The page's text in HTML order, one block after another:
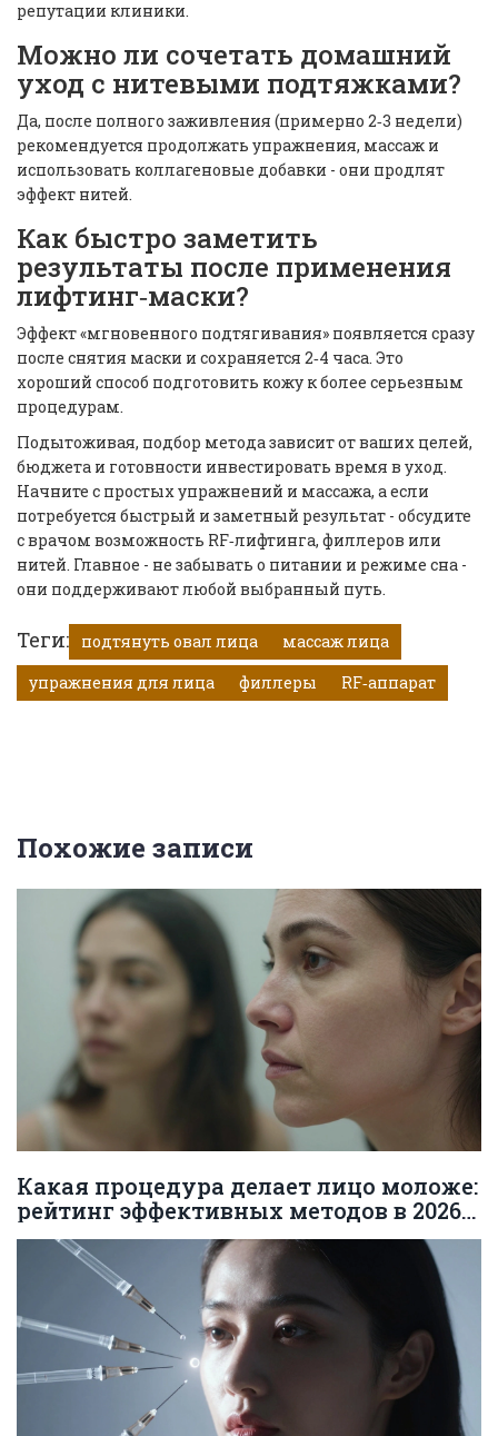
репутации клиники.
Можно ли сочетать домашний
уход с нитевыми подтяжками?
Да, после полного заживления (примерно 2‑3 недели)
рекомендуется продолжать упражнения, массаж и
использовать коллагеновые добавки - они продлят
эффект нитей.
Как быстро заметить
результаты после применения
лифтинг‑маски?
Эффект «мгновенного подтягивания» появляется сразу
после снятия маски и сохраняется 2‑4 часа. Это
хороший способ подготовить кожу к более серьезным
процедурам.
Подытоживая, подбор метода зависит от ваших целей,
бюджета и готовности инвестировать время в уход.
Начните с простых упражнений и массажа, а если
потребуется быстрый и заметный результат - обсудите
с врачом возможность RF‑лифтинга, филлеров или
нитей. Главное - не забывать о питании и режиме сна -
они поддерживают любой выбранный путь.
Теги: подтянуть овал лица
массаж лица
упражнения для лица
филлеры RF‑аппарат
Похожие записи
Какая процедура делает лицо моложе:
рейтинг эффективных методов в 2026
году